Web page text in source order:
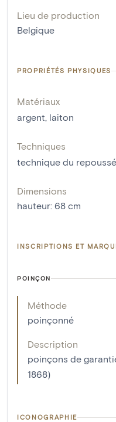
Lieu de production
Belgique
PROPRIÉTÉS PHYSIQUES
Matériaux
argent, laiton
Techniques
technique du repoussé
Dimensions
hauteur: 68 cm
INSCRIPTIONS ET
POINÇON
Méthode
poinçonné
Description
poinçons de
1868)
ICONOGRAPHIE